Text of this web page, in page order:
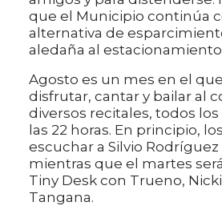
que el Municipio continúa
alternativa de
aledaña al
Agosto es un mes en el
disfrutar, cantar y bailar al
diversos recitales, todos
las 22 horas. En principio,
escuchar a Silvio Rodríguez
mientras que el martes
Tiny Desk con Trueno, Nicki
Tangana.